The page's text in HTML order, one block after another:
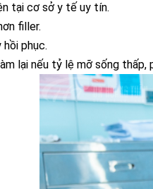
tại cơ sở y tế uy tín.
filler.
hồi phục.
lại nếu tỷ lệ mỡ sống thấp,